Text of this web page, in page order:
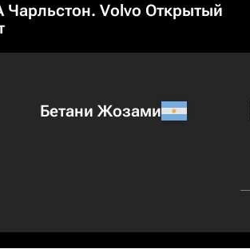
Чарльстон. Volvo Открытый
Бетани Жозами